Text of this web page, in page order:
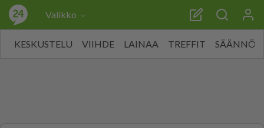
Valikko
KESKUSTELU VIIHDE LAINAA TREFFIT SÄÄNNÖT